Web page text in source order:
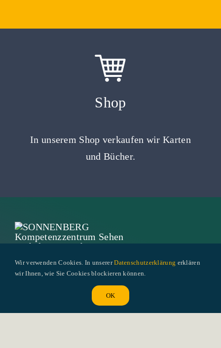
Shop
In unserem Shop verkaufen wir Karten
und Bücher.
Landhausstrasse 20 | CH-6340 Baar
041 767 78 33|
info@sonnenberg-
Wir verwenden Cookies. In unsererDatenschutzerklärung erklären
wir Ihnen, wie Sie Cookies blockieren können.
OK